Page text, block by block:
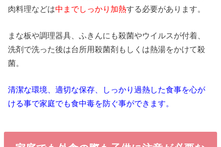
肉料理などは中までしっかり加熱する必要があります。
まな板や調理器具、ふきんにも殺菌やウイルスが付着、
洗剤で洗った後は台所用殺菌剤もしくは熱湯をかけて殺
菌。
清潔な環境、適切な保存、しっかり過熱した食事を心が
ける事で家庭でも食中毒を防ぐ事ができます。